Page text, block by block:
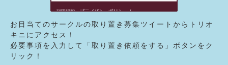
お目当てのサークルの取り置き募集ツイートからトリオ
キニにアクセス！
必要事項を入力して「取り置き依頼をする」ボタンをク
リック！